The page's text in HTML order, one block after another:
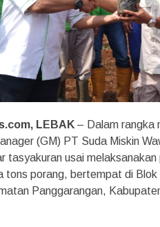
LEBAK – Dalam rangka
(GM) PT Suda Miskin
tasyakuran usai
tons porang, bertempat di
Panggarangan,